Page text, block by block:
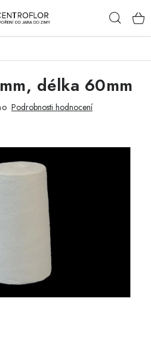
délka 60mm
Podrobnosti hodnocení